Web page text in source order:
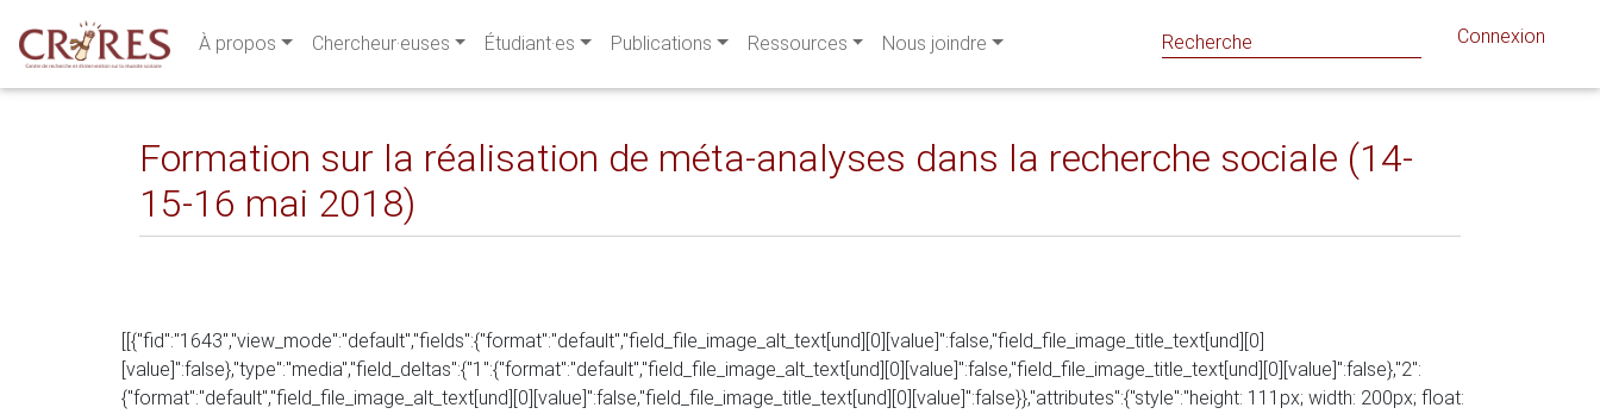
À propos Chercheur·euses Étudiant·es Publications Ressources Nous joindre Connexion
Formation sur la réalisation de méta-analyses dans la recherche sociale (14-
15-16 mai 2018)
[[{"fid":"1643","view_mode":"default","fields":{"format":"default","field_file_image_alt_text[und][0][value]":false,"field_file_image_title_text[und][0]
[value]":false},"type":"media","field_deltas":{"1":{"format":"default","field_file_image_alt_text[und][0][value]":false,"field_file_image_title_text[und][0][value]":false},"2":
{"format":"default","field_file_image_alt_text[und][0][value]":false,"field_file_image_title_text[und][0][value]":false}},"attributes":{"style":"height: 111px; width: 200px; float: